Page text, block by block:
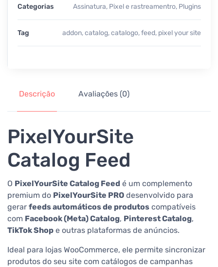
Categorias Assinatura, Pixel e rastreamentro, Plugins
Tag addon,catalog,catalogo,feed, pixel your site
Descrição Avaliações (0)
PixelYourSite
Catalog Feed
O PixelYourSite Catalog Feed é um complemento
premium do PixelYourSite PRO desenvolvido para
gerar feeds automáticos de produtos compatíveis
com Facebook (Meta) Catalog, Pinterest Catalog,
TikTok Shop e outras plataformas de anúncios.
Ideal para lojas WooCommerce, ele permite sincronizar
produtos do seu site com catálogos de campanhas